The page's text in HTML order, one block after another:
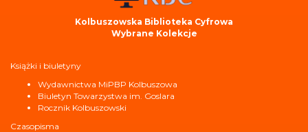
Kolbuszowska Biblioteka Cyfrowa
Wybrane Kolekcje
Książki i biuletyny
Wydawnictwa MiPBP Kolbuszowa
Biuletyn Towarzystwa im. Goslara
Rocznik Kolbuszowski
Czasopisma